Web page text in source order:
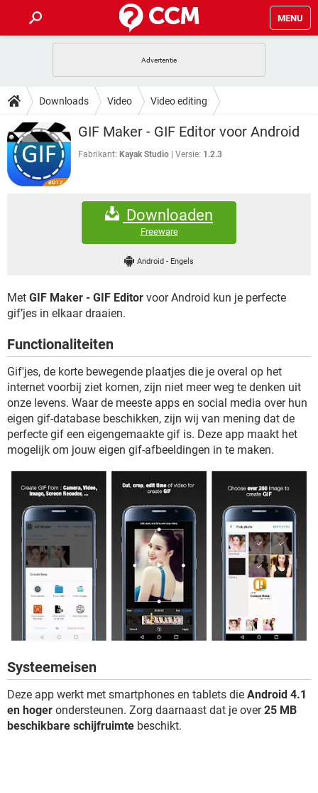
MENU
INSTAGRAM WINDOWS 10
NETFLIX CORONAVIRUS
GRATIS SNAPCHAT
TIKTOK
HOW-TO
VIDEOBELLEN
INSTAGRAM
NETFLIX
DOWNLOADS
VIDEOBELLEN GAMES
INSTAGRAM
CORONAVIRUS
SNAPCHAT
FORUM
WINDOWS 10
CORONAVIRUS
SNAPCHAT
GAMES
GRATIS SNAPCHAT
Downloads Video Video editing
GIF Maker - GIF Editor voor Android
Fabrikant: Kayak Studio Versie: 1.2.3
Downloaden
Freeware
Android - Engels
Met GIF Maker - GIF Editor voor Android kun je perfecte
gif’jes in elkaar draaien.
Functionaliteiten
Gif'jes, de korte bewegende plaatjes die je overal op het
internet voorbij ziet komen, zijn niet meer weg te denken uit
onze levens. Waar de meeste apps en social media over hun
eigen gif-database beschikken, zijn wij van mening dat de
perfecte gif een eigengemaakte gif is. Deze app maakt het
mogelijk om jouw eigen gif-afbeeldingen in te maken.
Systeemeisen
Deze app werkt met smartphones en tablets die Android 4.1
en hoger ondersteunen. Zorg daarnaast dat je over25 MB
beschikbare schijfruimte beschikt.